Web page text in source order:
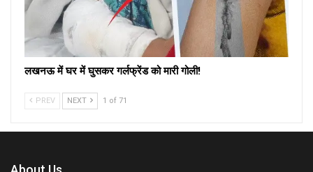
लखनऊ में घर में घुसकर गर्लफ्रेंड को मारी गोली!
PREV NEXT 1 of 71